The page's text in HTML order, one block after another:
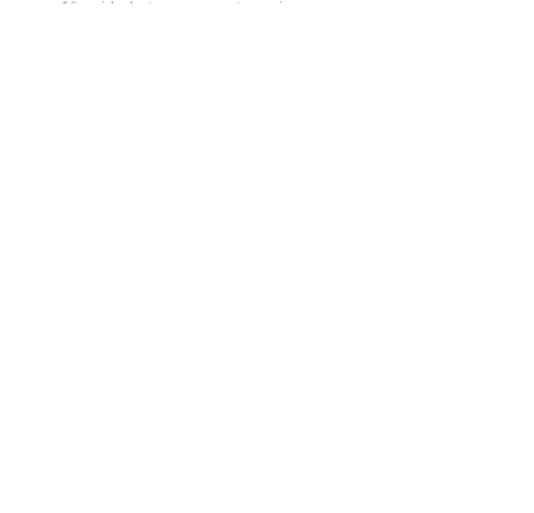
1° unidade tem um custo maior.